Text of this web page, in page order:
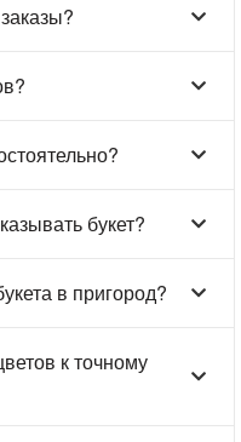
букет?
в пригород?
к точному